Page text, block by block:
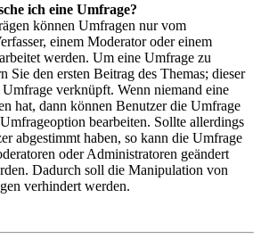
ich eine Umfrage?
können Umfragen nur vom
einem Moderator oder einem
werden. Um eine Umfrage zu
Sie den ersten Beitrag des Themas; dieser
verknüpft. Wenn niemand eine
hat, dann können Benutzer die Umfrage
bearbeiten. Sollte allerdings
abgestimmt haben, so kann die Umfrage
oder Administratoren geändert
Dadurch soll die Manipulation von
verhindert werden.